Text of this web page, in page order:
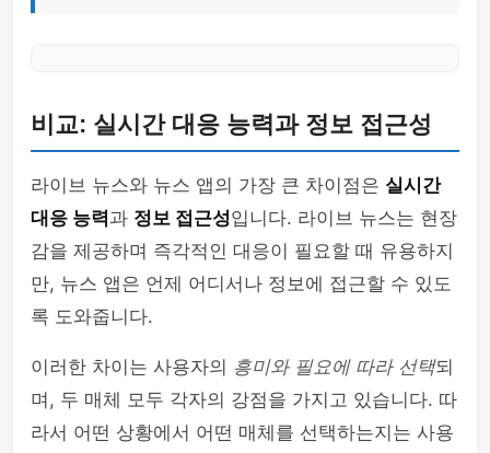
비교: 실시간 대응 능력과 정보 접근성
라이브 뉴스와 뉴스 앱의 가장 큰 차이점은 실시간
대응 능력과 정보 접근성입니다. 라이브 뉴스는 현장
감을 제공하며 즉각적인 대응이 필요할 때 유용하지
만, 뉴스 앱은 언제 어디서나 정보에 접근할 수 있도
록 도와줍니다.
이러한 차이는 사용자의 흥미와 필요에 따라 선택되
며, 두 매체 모두 각자의 강점을 가지고 있습니다. 따
라서 어떤 상황에서 어떤 매체를 선택하는지는 사용